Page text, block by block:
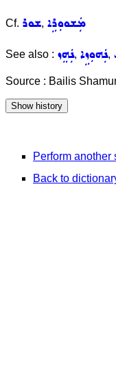
Cf. ܫܘܪ, ܡܲܫܘܘܼܪܹܐ
See also : ܢܲܗܸܙ, ܢܲܗܘܼܙܹܐ,
Source : Bailis
Perform another
Back to